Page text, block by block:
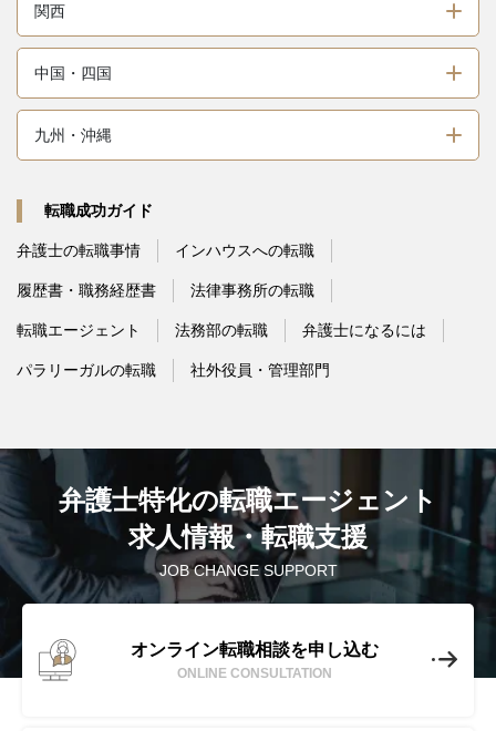
関西
中国・四国
九州・沖縄
転職成功ガイド
弁護士の転職事情 インハウスへの転職
履歴書・職務経歴書 法律事務所の転職
転職エージェント 法務部の転職 弁護士になるには
パラリーガルの転職 社外役員・管理部門
JOB CHANGE SUPPORT
弁護士特化の転職エージェント
求人情報・転職支援
オンライン転職相談を申し込む
ONLINE CONSULTATION